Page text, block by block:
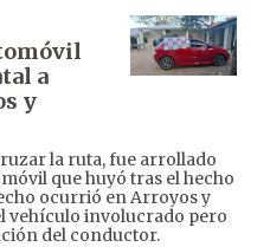
a
y
la ruta, fue arrollado
que huyó tras el hecho
ocurrió en Arroyos y
vehículo involucrado pero
del conductor.